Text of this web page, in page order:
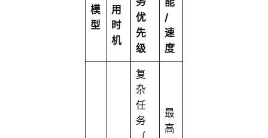
模
型
用
时
机
优
先
级
/
速
度
复
杂
任
务
最
高